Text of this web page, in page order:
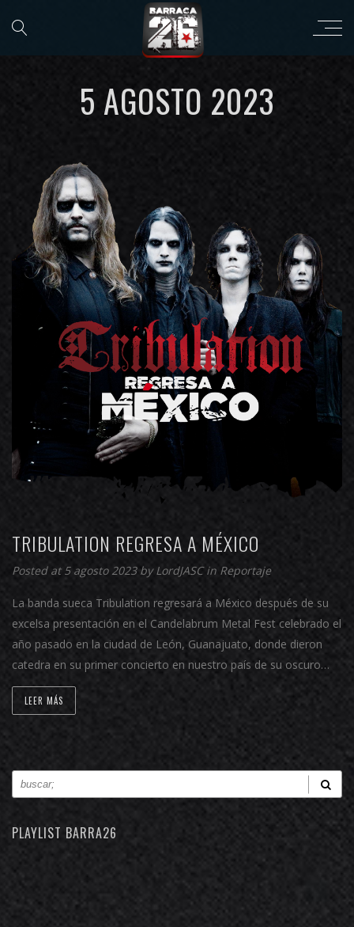
5 AGOSTO 2023
TRIBULATION REGRESA A MÉXICO
Posted at 5 agosto 2023 byLordJASCin Reportaje
La banda sueca Tribulation regresará a México después de su
excelsa presentación en el Candelabrum Metal Fest celebrado el
año pasado en la ciudad de León, Guanajuato, donde dieron
catedra en su primer concierto en nuestro país de su oscuro…
LEER MÁS
PLAYLIST BARRA26